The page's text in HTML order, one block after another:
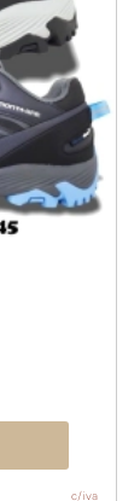
c/iva